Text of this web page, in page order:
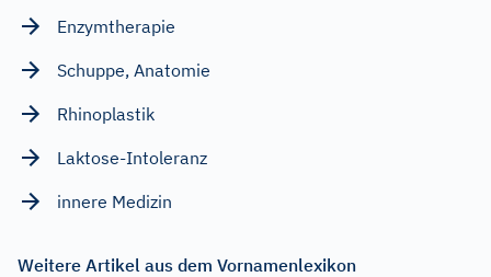
Enzymtherapie
Schuppe, Anatomie
Rhinoplastik
Laktose-Intoleranz
innere Medizin
Weitere Artikel aus dem Vornamenlexikon